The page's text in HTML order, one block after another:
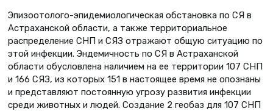
Эпизоотолого-эпидемиологическая обстановка по СЯ в
Астраханской области, а также территориальное
распределение СНП и СЯЗ отражают общую ситуацию по
этой инфекции. Эндемичность по СЯ в Астраханской
области обусловлена наличием на ее территории 107 СНП
и 166 СЯЗ, из которых 151 в настоящее время не опознаны
и представляют постоянную угрозу развития инфекции
среди животных и людей. Создание 2 геобаз для 107 СНП